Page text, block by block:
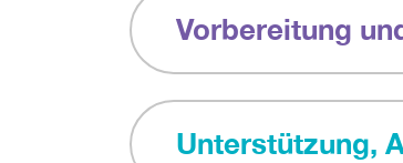
Vorbereitung
Unterstützung,